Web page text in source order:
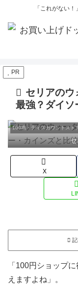
「これがない
PR
セリアのウ
最強？ダイソ
100均・ディスカウントスト
X
「100円ショップ
えますよね」。